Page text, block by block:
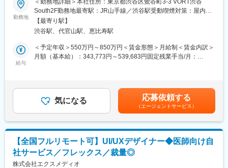
◎ユーザーペルソナ、ジャーニーマップの作成などフレームワー
クを用いたデザインコンセプトの作成
◎コンセプトを元にしたUXフロー、UIデザイン
◎アンケートやインタビューを用いた定量・定性調査、分析
◎デザインシステムの運用
◎その他、デザインワークショップの開催など、プロダクトデザ
担当領域において、シニアプロダクトデザイナーと共に、プロダ
クトマネージャー、エンジニアなどの他のロール、ステークホル
ダーと密にコミニュケーションを取り、ビジネス要件、ユーザー
の課題を深く理解し、包括性、網羅性、一貫性を考慮したUXフロ
ーの提案、UIデザインのファイナライズまでを行っていただきま
す。
変更の範囲：会社の定める業務
日本を代表する大手企業からスタートアップまで幅広いクライア
ントに対して、デザインパートナーとして並走しながら、案件へ
の深い理解とデザインアウトプットを通してクライアント、ユー
ザーに価値を提供します。
■業務内容：
・プロダクトロードマップ設計
・UIを手段としてブランドと体験を設計
・プロトタイプ制作とブラッシュアップ
■使用ツール/開発環境：
・AIツール：ChatGPT、Gemini Pro、NotebookLM、Claude、
Cursor 、midjourney、Figma Make
勤務地
＜勤務地詳細＞本社住所：東京都渋谷区鶯谷町3-3 VORT渋谷
South2F勤務地最寄駅：JR山手線／渋谷駅受動喫煙対策：屋内全
面禁煙変更の範囲：全国の当社各拠点および自宅
【最寄り駅】
渋谷駅、代官山駅、恵比寿駅
給与
＜予定年収＞550万円～850万円＜賃金形態＞月給制＜賃金内訳＞
月額（基本給）：343,773円～539,683円固定残業手当/月：
スキルによっては提示する給与を検討致します、ご経験によって
は上記以上の提示をする場合もございます。※業績に応じた決算賞
与あり賃金はあくまでも目安の金額であり、選考を通じて上下す
る可能性があります。月給(月額)は固定手当を含めた表記です。
気になる 応募依頼する
（エージェントサービス）
【全国フルリモート可】UI/UXデザイナー◆医師向け自
社サービス／フレックス／裁量◎
株式会社エクスメディオ